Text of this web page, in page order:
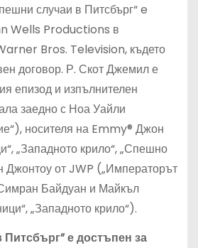
случаи в Питсбърг“ e
Wells Productions в
Bros. Television, където
договор. Р. Скот Джемил е
епизод и изпълнителен
заедно с Ноа Уайли
носителя на Emmy® Джон
„Западното крило“, „Спешно
Джонтоу от JWP („Императорът
Байдуан и Майкъл
„Западното крило“).
е достъпен за